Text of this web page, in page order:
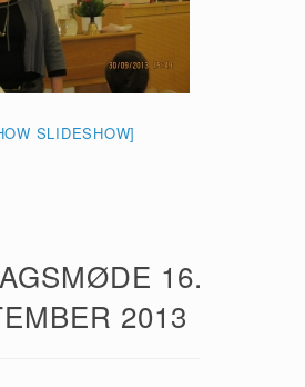
SLIDESHOW]
16.
2013